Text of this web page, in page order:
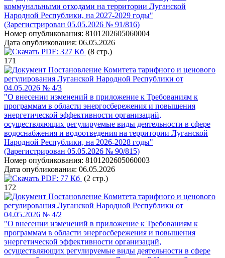
коммунальными отходами на территории Луганской
Народной Республики, на 2027-2029 годы"
(Зарегистрирован 05.05.2026 № 91/816)
Номер опубликования: 8101202605060004
Дата опубликования: 06.05.2026
PDF: 327 Кб (8 стр.)
171
Постановление Комитета тарифного и ценового
регулирования Луганской Народной Республики от
04.05.2026 № 4/3
"О внесении изменений в приложение к Требованиям к
программам в области энергосбережения и повышения
энергетической эффективности организаций,
осуществляющих регулируемые виды деятельности в сфере
водоснабжения и водоотведения на территории Луганской
Народной Республики, на 2026-2028 годы"
(Зарегистрирован 05.05.2026 № 90/815)
Номер опубликования: 8101202605060003
Дата опубликования: 06.05.2026
PDF: 77 Кб (2 стр.)
172
Постановление Комитета тарифного и ценового
регулирования Луганской Народной Республики от
04.05.2026 № 4/2
"О внесении изменений в приложение к Требованиям к
программам в области энергосбережения и повышения
энергетической эффективности организаций,
осуществляющих регулируемые виды деятельности в сфере